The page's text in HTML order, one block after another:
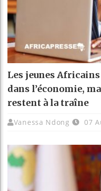
Les jeunes
dans l’économie,
restent à la traîne
Vanessa Ndong 07